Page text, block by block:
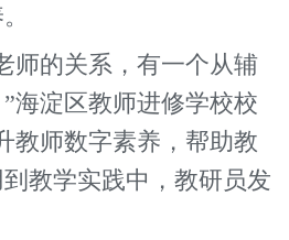
的关系，有一个从辅
海淀区教师进修学校校
教师数字素养，帮助教
教学实践中，教研员发